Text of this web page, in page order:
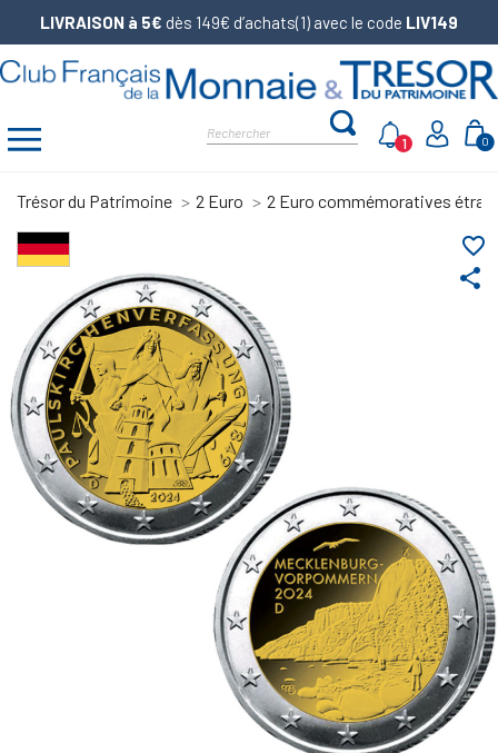
LIVRAISON à 5€ dès 149€ d’achats(1) avec le code LIV149
0
1
Trésor du Patrimoine 2 Euro 2 Euro commémoratives
share
favorite_border